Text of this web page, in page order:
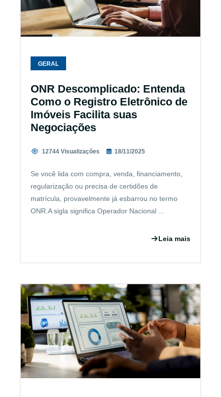
GERAL
ONR Descomplicado: Entenda
Como o Registro Eletrônico de
Imóveis Facilita suas
Negociações
12744 Visualizações 18/11/2025
Se você lida com compra, venda, financiamento,
regularização ou precisa de certidões de
matrícula, provavelmente já esbarrou no termo
ONR.A sigla significa Operador Nacional ...
Leia mais